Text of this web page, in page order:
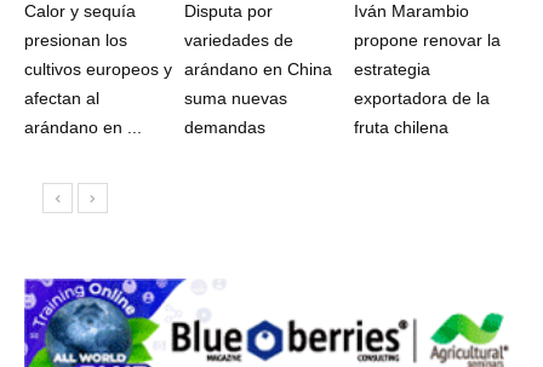
Calor y sequía
presionan los
cultivos europeos y
afectan al
arándano en ...
Disputa por
variedades de
arándano en China
suma nuevas
demandas
Iván Marambio
propone renovar la
estrategia
exportadora de la
fruta chilena